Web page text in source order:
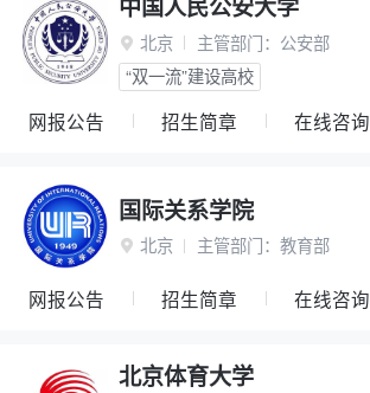
中国人民公安大学
 北京 主管部门： 公安部
“双一流”建设高校
网报公告 招生简章 在线咨询
国际关系学院
 北京 主管部门： 教育部
网报公告 招生简章 在线咨询
北京体育大学